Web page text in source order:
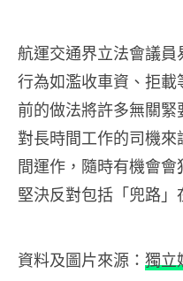
航運交通界立法會議
行為如濫收車資、拒載
前的做法將許多無關
對長時間工作的司機
間運作，隨時有機會
堅決反對包括「兜路」
資料及圖片來源： 獨立